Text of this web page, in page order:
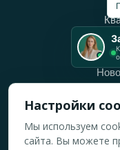
Настройки
Мы используем
сайта. Вы можете